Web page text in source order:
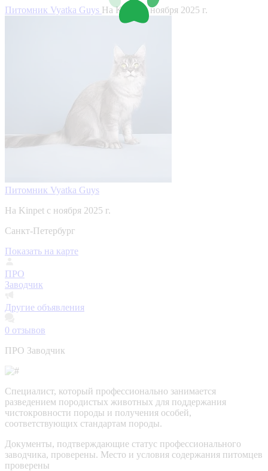
Питомник Vyatka Guys На Kinpet c ноября 2025 г.
Питомник Vyatka Guys
На Kinpet c ноября 2025 г.
Санкт-Петербург
Показать на карте
ПРО
Заводчик
Другие объявления
0 отзывов
ПРО Заводчик
Специалист, который профессионально занимается
разведением породистых животных для поддержания
чистокровности породы и получения особей,
соответствующих стандартам породы.
Документы, подтверждающие статус профессионального
заводчика, проверены. Место и условия содержания питомцев
проверены